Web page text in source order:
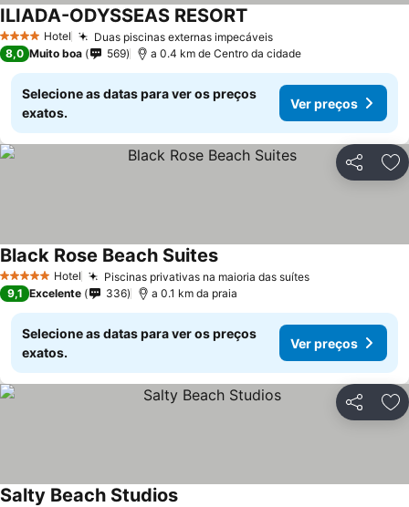
4 EstrelasHotel Duas piscinas externas impecáveis
ILIADA-ODYSSEAS RESORT
8,0 Muito boa 569 a 0.4 km de Centro da cidade
Selecione as datas para ver os preços
exatos.
Ver preços
Partilhar
5 Estrelas Hotel Piscinas privativas na maioria das suítes
Black Rose Beach Suites
9,1 Excelente 336 a 0.1 km da praia
Selecione as datas para ver os preços
exatos.
Ver preços
Partilhar
Salty Beach Studios